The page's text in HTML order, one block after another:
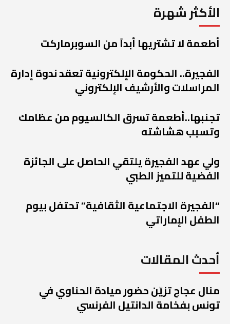
الأكثر شهرة
أطعمة لا تشتريها أبداً من السوبرماركت
الفجيرة.. الحكومة الإلكترونية تعقد ندوة إدارة
المراسلات والأرشيف الإلكتروني
تجنبها..أطعمة تسرق الكالسيوم من عظامك
وتسبب هشاشته
ولي عهد الفجيرة يلتقي الحاصل على الجائزة
الفضية للتميز الطبي
“الفجيرة الاجتماعية الثقافية” تحتفل بيوم
الطفل الإماراتي
أحدث المقالات
منال عجاج تزيّن حضور ميادة الحناوي في
تونس بفخامة الدانتيل الفرنسي